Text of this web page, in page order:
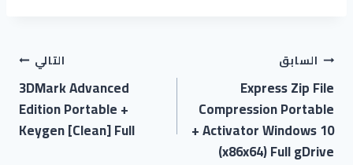
السابق
Express Zip File
Compression Portable
+ Activator Windows 10
(x86x64) Full gDrive
التالي
3DMark Advanced
Edition Portable +
Keygen [Clean] Full